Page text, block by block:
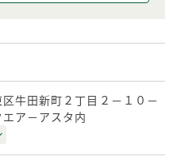
牛田新町２丁目２－１０－
ア－アスタ内